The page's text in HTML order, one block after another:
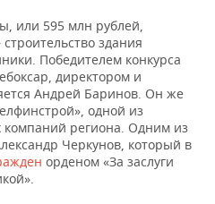
или 595 млн рублей,
здания
Победителем конкурса
директором и
Андрей Баринов. Он же
одной из
региона. Одним из
Черкунов, который в
орденом «За заслуги